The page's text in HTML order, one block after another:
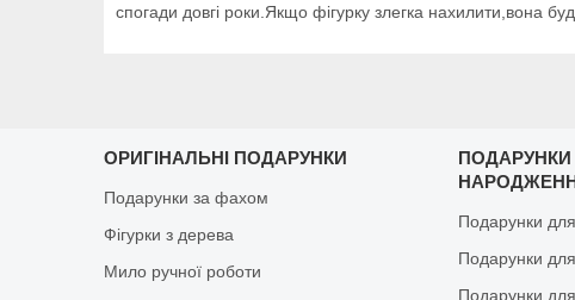
спогади довгі роки.Якщо фігурку злегка нахилити,вона
ОРИГІНАЛЬНІ ПОДАРУНКИ
Подарунки за фахом
Фігурки з дерева
Мило ручної роботи
Подарунки
Подарунки для
Подарунки для